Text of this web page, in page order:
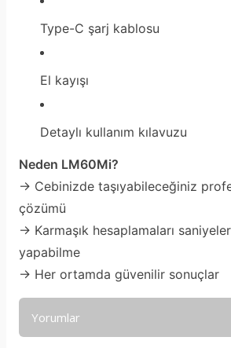
Type-C şarj kablosu
El kayışı
Detaylı kullanım kılavuzu
Neden LM60Mi?
→ Cebinizde taşıyabileceğiniz
çözümü
→ Karmaşık hesaplamaları
yapabilme
→ Her ortamda güvenilir sonuçlar
Yorumlar